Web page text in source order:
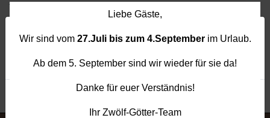
info[@]12goetter-aschaffenburg.de
ADRESSE
Sportweg 8, 63743 Aschaffenburg
facebook
instagram
trip advisor
Um Ihnen ein besseres Nutzererlebnis zu bieten,
Website stimmen Sie unserer Verwendung zu.
Liebe Gäste,
Wir sind vom 27.Juli bis zum 4.Septemberim Urlaub.
Ab dem 5. September sind wir wieder für sie da!
Danke für euer Verständnis!
Ihr Zwölf-Götter-Team